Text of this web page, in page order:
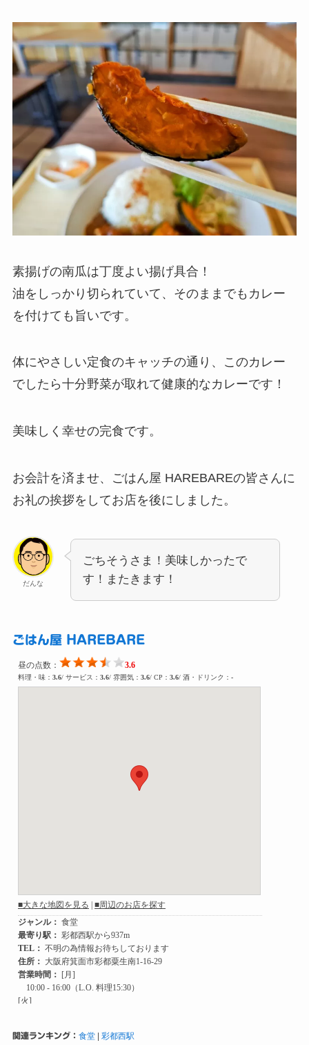
素揚げの南瓜は丁度よい揚げ具合！
油をしっかり切られていて、そのままでもカレー
を付けても旨いです。
体にやさしい定食のキャッチの通り、このカレー
でしたら十分野菜が取れて健康的なカレーです！
美味しく幸せの完食です。
お会計を済ませ、ごはん屋 HAREBAREの皆さんに
お礼の挨拶をしてお店を後にしました。
だんな
ごちそうさま！美味しかったで
す！またきます！
ごはん屋 HAREBARE
関連ランキング： 食堂| 彩都西駅